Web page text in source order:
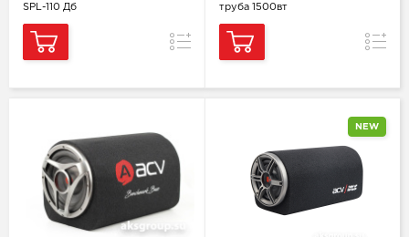
SPL-110 Дб
Сравнение
труба 1500вт
NEW